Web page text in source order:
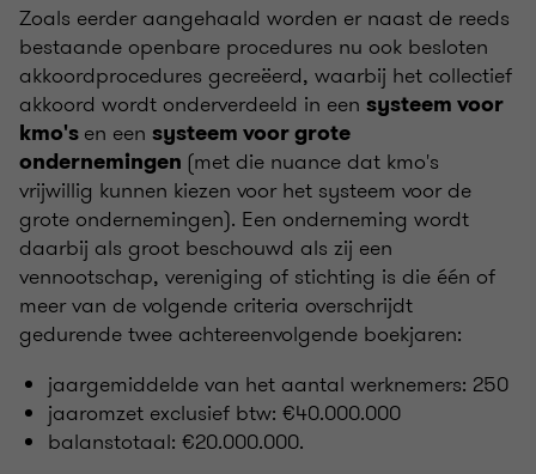
Zoals eerder aangehaald worden er naast de reeds
bestaande openbare procedures nu ook besloten
akkoordprocedures gecreëerd, waarbij het collectief
akkoord wordt onderverdeeld in een systeem voor
kmo's en een systeem voor grote
ondernemingen (met die nuance dat kmo's
vrijwillig kunnen kiezen voor het systeem voor de
grote ondernemingen). Een onderneming wordt
daarbij als groot beschouwd als zij een
vennootschap, vereniging of stichting is die één of
meer van de volgende criteria overschrijdt
gedurende twee achtereenvolgende boekjaren:
jaargemiddelde van het aantal werknemers: 250
jaaromzet exclusief btw: €40.000.000
balanstotaal: €20.000.000.